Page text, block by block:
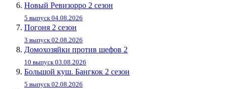
Новый Ревизорро 2 сезон
5 выпуск 04.08.2026
Погоня 2 сезон
3 выпуск 02.08.2026
Домохозяйки против шефов 2
10 выпуск 03.08.2026
Большой куш. Бангкок 2 сезон
5 выпуск 02.08.2026